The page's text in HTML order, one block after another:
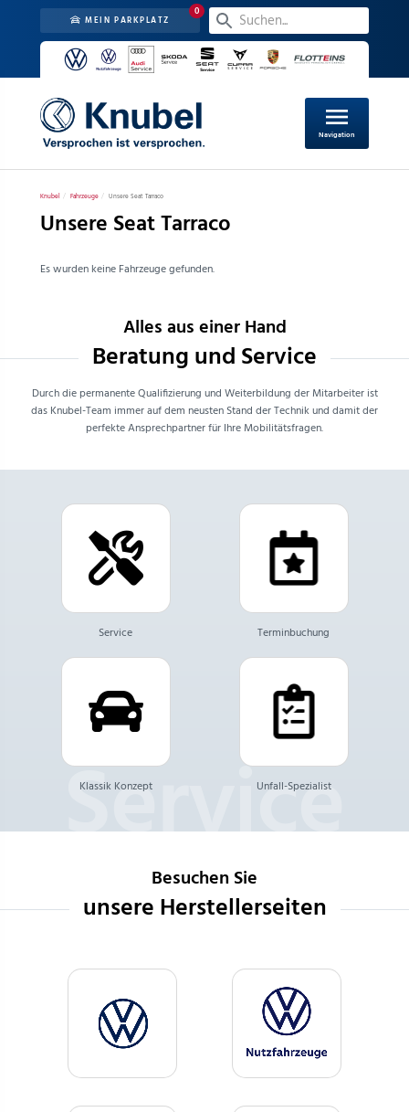
MEIN PARKPLATZ
0
menu
Navigation
Knubel Fahrzeuge Unsere Seat Tarraco
Unsere Seat Tarraco
Es wurden keine Fahrzeuge gefunden.
Alles aus einer Hand
Beratung und Service
Durch die permanente Qualifizierung und Weiterbildung der Mitarbeiter ist
das Knubel-Team immer auf dem neusten Stand der Technik und damit der
perfekte Ansprechpartner für Ihre Mobilitätsfragen.
Service Terminbuchung
Klassik Konzept Unfall-Spezialist
Besuchen Sie
unsere Herstellerseiten